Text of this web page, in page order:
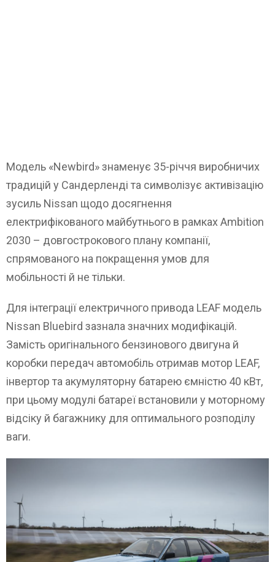
Модель «Newbird» знаменує 35-річчя виробничих
традицій у Сандерленді та символізує активізацію
зусиль Nissan щодо досягнення
електрифікованого майбутнього в рамках Ambition
2030 – довгострокового плану компанії,
спрямованого на покращення умов для
мобільності й не тільки.
Для інтеграції електричного привода LEAF модель
Nissan Bluebird зазнала значних модифікацій.
Замість оригінального бензинового двигуна й
коробки передач автомобіль отримав мотор LEAF,
інвертор та акумуляторну батарею ємністю 40 кВт,
при цьому модулі батареї встановили у моторному
відсіку й багажнику для оптимального розподілу
ваги.